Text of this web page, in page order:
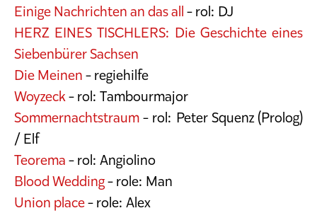
Einige Nachrichten an das all- rol: DJ
HERZ EINES TISCHLERS: Die Geschichte eines
Siebenbürer Sachsen
Die Meinen- regiehilfe
Woyzeck- rol: Tambourmajor
Sommernachtstraum- rol: Peter Squenz (Prolog)
/ Elf
Teorema- rol: Angiolino
Blood Wedding- role: Man
Union place- role: Alex